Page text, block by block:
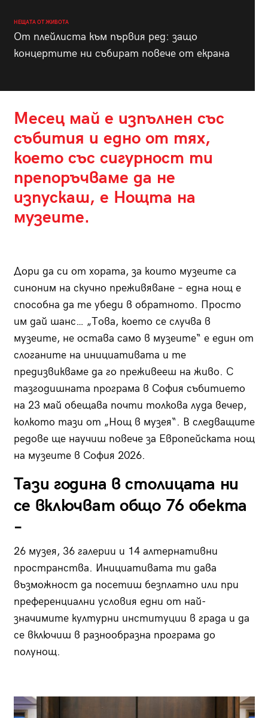
НЕЩАТА ОТ ЖИВОТА
От плейлиста към първия ред: защо
концертите ни събират повече от екрана
Месец май е изпълнен със
събития и едно от тях,
което със сигурност ти
препоръчваме да не
изпускаш, е Нощта на
музеите.
Дори да си от хората, за които музеите са
синоним на скучно преживяване – една нощ е
способна да те убеди в обратното. Просто
им дай шанс… „Това, което се случва в
музеите, не остава само в музеите“ е един от
слоганите на инициативата и те
предизвикваме да го преживееш на живо. С
тазгодишната програма в София събитието
на 23 май обещава почти толкова луда вечер,
колкото тази от „Нощ в музея“. В следващите
редове ще научиш повече за Европейската нощ
на музеите в София 2026.
Тази година в столицата ни
се включват общо 76 обекта
–
26 музея, 36 галерии и 14 алтернативни
пространства. Инициативата ти дава
възможност да посетиш безплатно или при
преференциални условия едни от най-
значимите културни институции в града и да
се включиш в разнообразна програма до
полунощ.